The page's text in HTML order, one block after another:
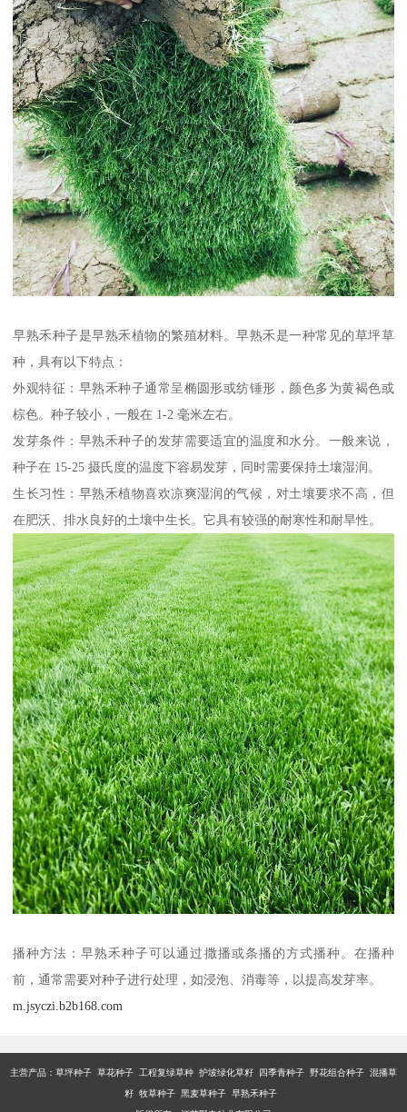
早熟禾种子是早熟禾植物的繁殖材料。早熟禾是一种常见的草坪草
种，具有以下特点：
外观特征：早熟禾种子通常呈椭圆形或纺锤形，颜色多为黄褐色或
棕色。种子较小，一般在 1-2 毫米左右。
发芽条件：早熟禾种子的发芽需要适宜的温度和水分。一般来说，
种子在 15-25 摄氏度的温度下容易发芽，同时需要保持土壤湿润。
生长习性：早熟禾植物喜欢凉爽湿润的气候，对土壤要求不高，但
在肥沃、排水良好的土壤中生长。它具有较强的耐寒性和耐旱性。
播种方法：早熟禾种子可以通过撒播或条播的方式播种。在播种
前，通常需要对种子进行处理，如浸泡、消毒等，以提高发芽率。
m.jsyczi.b2b168.com
主营产品： 草坪种子 草花种子 工程复绿草种 护坡绿化草籽 四季青种子 野花组合种子 混播草
籽 牧草种子 黑麦草种子 早熟禾种子